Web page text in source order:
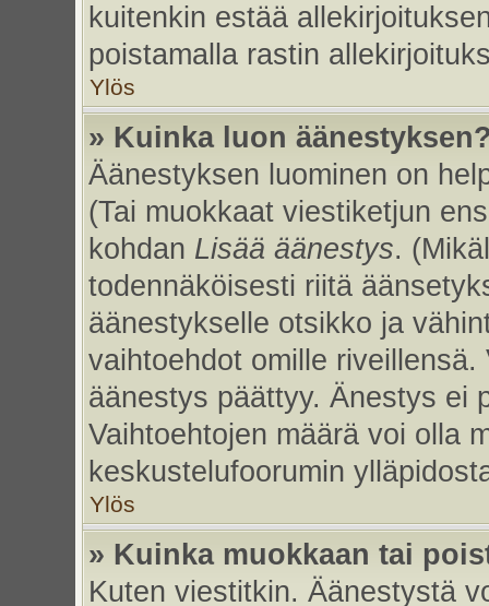
kuitenkin estää
poistamalla rastin
Ylös
» Kuinka luon
Äänestyksen luominen on
(Tai muokkaat viestiketjun
kohdan Lisää äänestys.
todennäköisesti riitä
äänestykselle otsikko ja
vaihtoehdot omille
äänestys päättyy. Änestys ei
Vaihtoehtojen määrä voi olla
keskustelufoorumin
Ylös
» Kuinka muokkaan tai
Kuten viestitkin. Äänestystä